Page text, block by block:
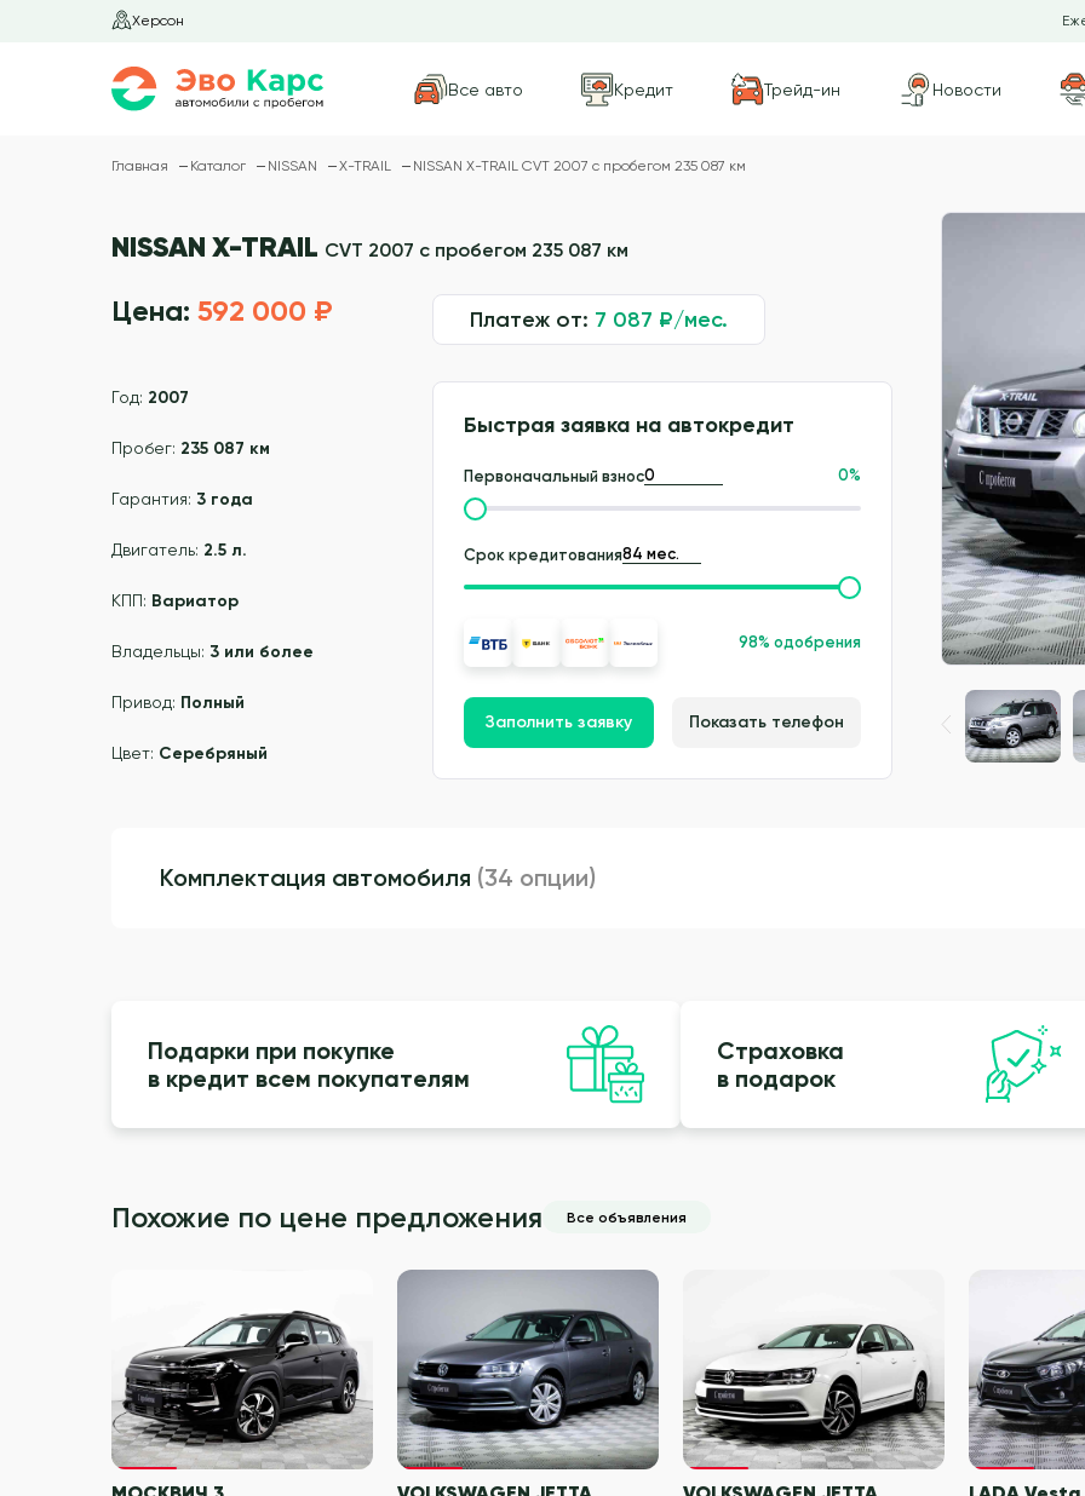
Херсон
Все авто Кредит Трейд-ин Новости
Главная Каталог NISSAN X-TRAIL NISSAN X-TRAIL CVT 2007 с пробегом 235 087 км
NISSAN X-TRAIL CVT 2007 с пробегом 235 087 км
Цена: 592 000 ₽
Год: 2007
Пробег: 235 087 км
Гарантия: 3 года
Двигатель: 2.5 л.
КПП: Вариатор
Владельцы: 3 или более
Привод: Полный
Цвет: Серебряный
Платеж от: 7 087 ₽/мес.
Быстрая заявка на автокредит
Первоначальный взнос 0%
Срок кредитования
98% одобрения
Заполнить заявку Показать телефон
Комплектация автомобиля (34 опции)
Подарки при покупке
в кредит всем покупателям
Страховка
в подарок
Похожие по цене предложения Все объявления
VIN проверен VIN проверен VIN проверен